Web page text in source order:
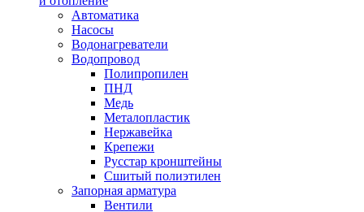
Автоматика
Насосы
Водонагреватели
Водопровод
Полипропилен
ПНД
Медь
Металопластик
Нержавейка
Крепежи
Русстар кронштейны
Сшитый полиэтилен
Запорная арматура
Вентили